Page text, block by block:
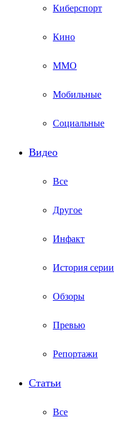
Киберспорт
Кино
ММО
Мобильные
Социальные
Видео
Все
Другое
Инфакт
История серии
Обзоры
Превью
Репортажи
Статьи
Все